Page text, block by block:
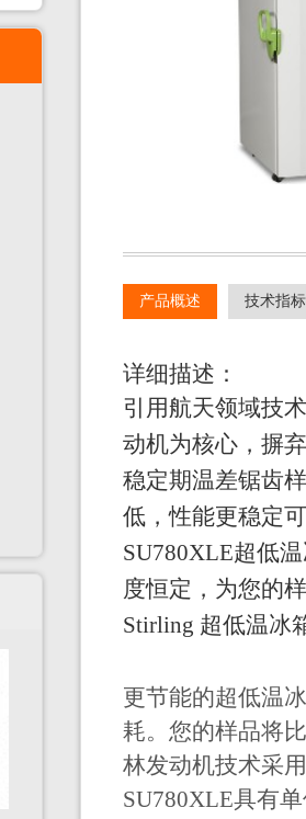
产品概述 技术指
详细描述：
引用航天领域技
动机为核心， 摒
稳定期温差锯齿
低，性能更稳定
SU780XLE超低
度恒定，为您的
Stirling 超低温冰
更节能的超低温
耗。您的样品将
林发动机技术采
SU780XLE具有